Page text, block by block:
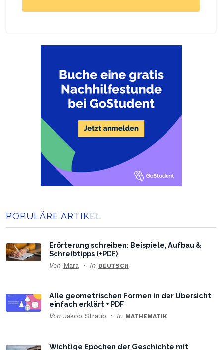
POPULÄRE ARTIKEL
Erörterung schreiben: Beispiele, Aufbau &
Schreibtipps (+PDF)
Von Mara In DEUTSCH
Alle geometrischen Formen in der Übersicht
einfach erklärt + PDF
Von Jakob Straub In MATHEMATIK
Wichtige Epochen der Geschichte mit